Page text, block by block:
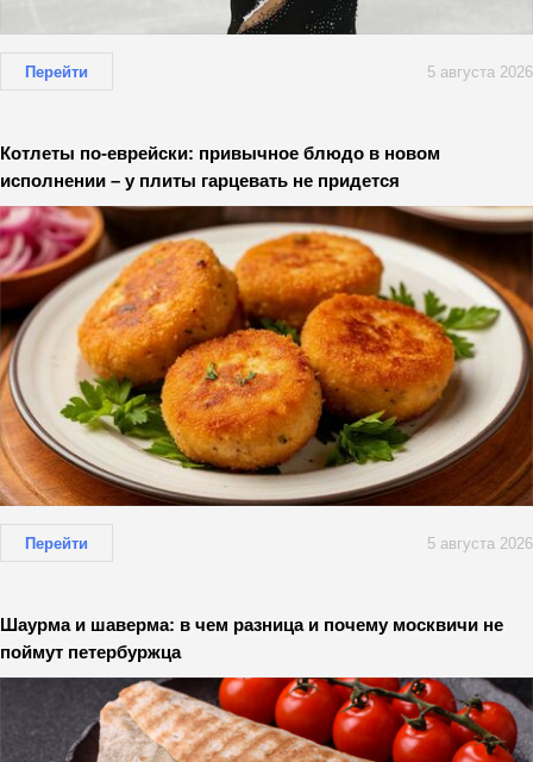
Перейти 5 августа 2026
Котлеты по-еврейски: привычное блюдо в новом
исполнении – у плиты гарцевать не придется
Перейти 5 августа 2026
Шаурма и шаверма: в чем разница и почему москвичи не
поймут петербуржца